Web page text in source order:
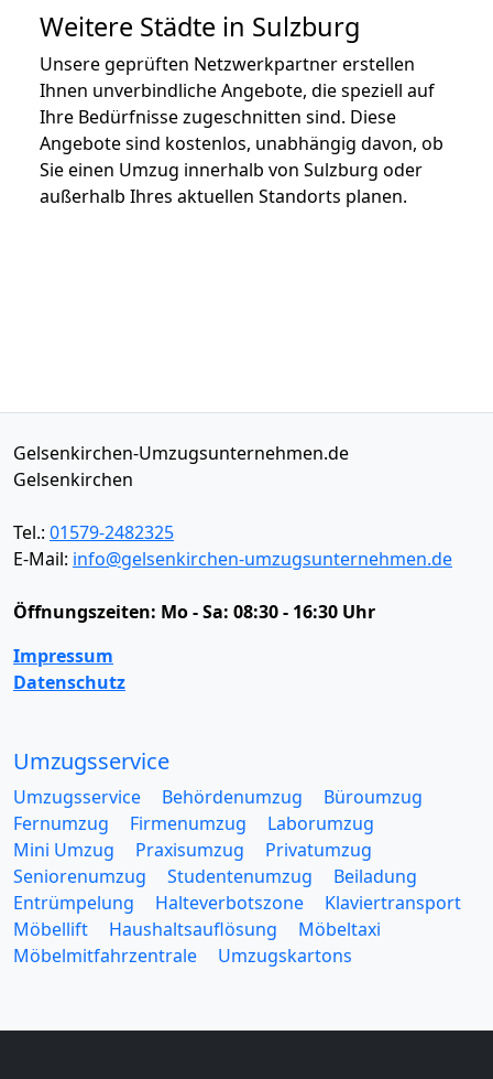
Weitere Städte in Sulzburg
Unsere geprüften Netzwerkpartner erstellen
Ihnen unverbindliche Angebote, die speziell auf
Ihre Bedürfnisse zugeschnitten sind. Diese
Angebote sind kostenlos, unabhängig davon, ob
Sie einen Umzug innerhalb von Sulzburg oder
außerhalb Ihres aktuellen Standorts planen.
Gelsenkirchen-Umzugsunternehmen.de
Gelsenkirchen
Tel.: 01579-2482325
E-Mail: info@gelsenkirchen-umzugsunternehmen.de
Öffnungszeiten: Mo - Sa: 08:30 - 16:30 Uhr
Impressum
Datenschutz
Umzugsservice
Umzugsservice Behördenumzug
Büroumzug
Fernumzug
Firmenumzug
Laborumzug
Mini Umzug
Praxisumzug
Privatumzug
Seniorenumzug
Studentenumzug
Beiladung
Entrümpelung
Halteverbotszone
Klaviertransport
Möbellift
Haushaltsauflösung
Möbeltaxi
Möbelmitfahrzentrale
Umzugskartons